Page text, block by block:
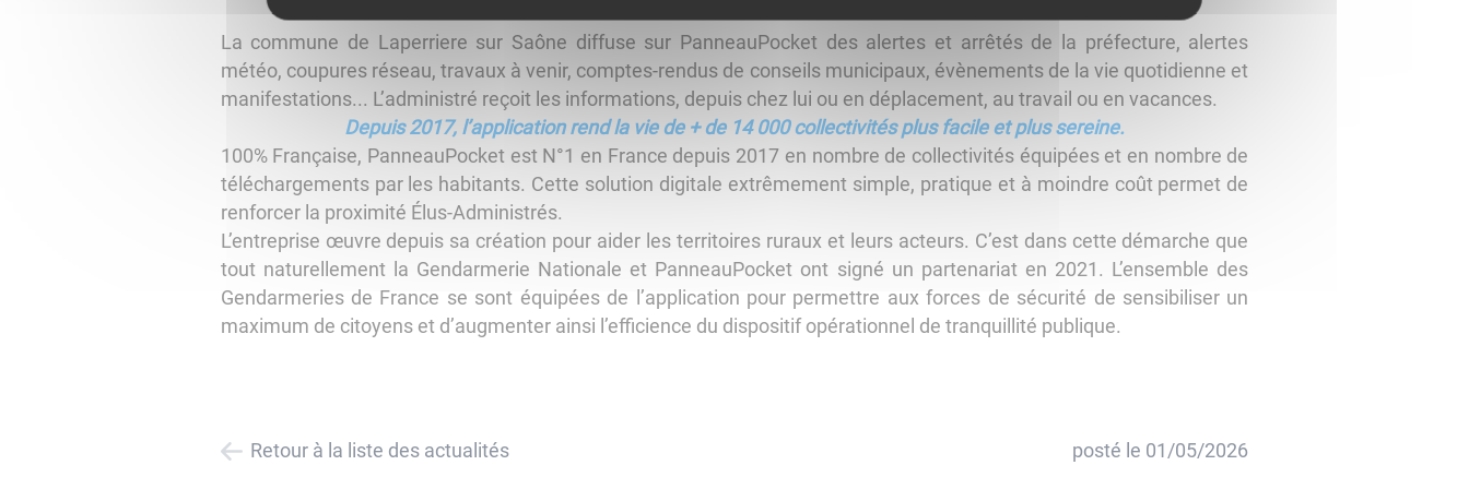
La commune de Laperriere sur Saône diffuse sur PanneauPocket des alertes et arrêtés de la préfecture, alertes
météo, coupures réseau, travaux à venir, comptes-rendus de conseils municipaux, évènements de la vie quotidienne et
manifestations... L’administré reçoit les informations, depuis chez lui ou en déplacement, au travail ou en vacances.
Depuis 2017, l’application rend la vie de + de 14 000 collectivités plus facile et plus sereine.
100% Française, PanneauPocket est N°1 en France depuis 2017 en nombre de collectivités équipées et en nombre de
téléchargements par les habitants. Cette solution digitale extrêmement simple, pratique et à moindre coût permet de
renforcer la proximité Élus-Administrés.
L’entreprise œuvre depuis sa création pour aider les territoires ruraux et leurs acteurs. C’est dans cette démarche que
tout naturellement la Gendarmerie Nationale et PanneauPocket ont signé un partenariat en 2021. L’ensemble des
Gendarmeries de France se sont équipées de l’application pour permettre aux forces de sécurité de sensibiliser un
maximum de citoyens et d’augmenter ainsi l’efficience du dispositif opérationnel de tranquillité publique.
Retour à la liste des actualités posté le 01/05/2026